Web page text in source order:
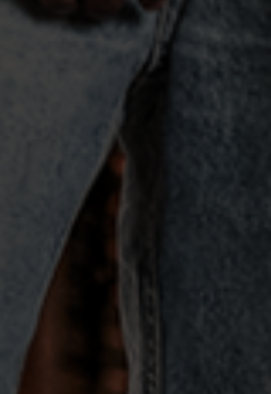
Escolha a vaga que você
quer concorrer: